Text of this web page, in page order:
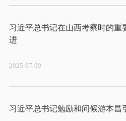
习近平总书记在山西考察时的重
进
2025-07-09